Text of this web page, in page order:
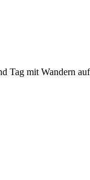
Tag mit Wandern